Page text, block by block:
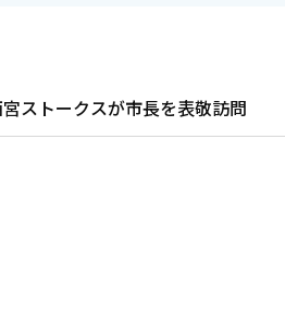
ストークスが市長を表敬訪問